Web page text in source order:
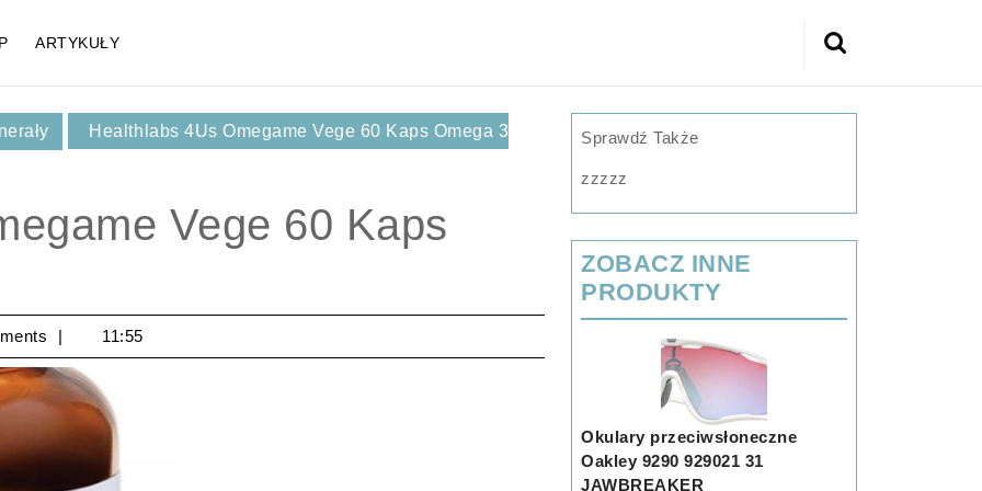
ARTYKUŁY
Search
Healthlabs 4Us Omegame Vege 60 Kaps Omega 3
Vege 60 Kaps
11:55
Sprawdź Także
zzzzz
ZOBACZ INNE
PRODUKTY
Okulary przeciwsłoneczne
Oakley 9290 929021 31
JAWBREAKER